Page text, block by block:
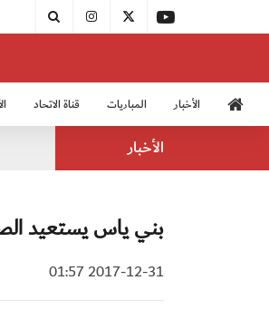
الأخبار المباريات قناة الاتحاد
الأخبار
بني ياس يستعيد
2017-12-31 01:57